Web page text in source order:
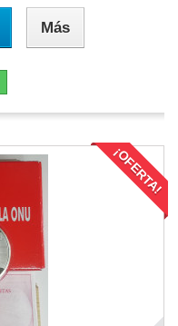
Más
¡OFERTA!